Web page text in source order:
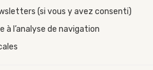
(si vous y avez consenti)
à l’analyse de navigation